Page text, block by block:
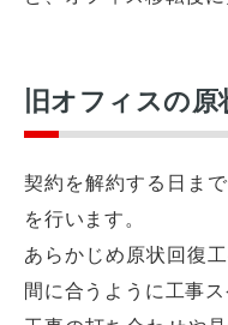
旧オフィスの原
契約を解約する日ま
を行います。
あらかじめ原状回復
間に合うように工事